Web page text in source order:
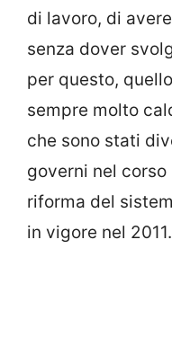
di lavoro, di
senza dover
per questo,
sempre molto
che sono stati
governi nel
riforma del
in vigore nel 2011.